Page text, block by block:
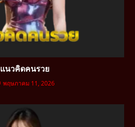
แนวคิดคนรวย
พฤษภาคม 11, 2026